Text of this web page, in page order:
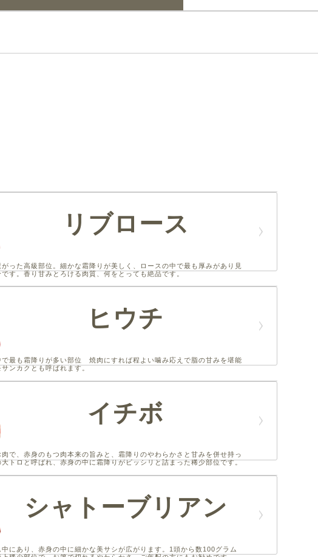
リブロース
った高級部位。細かな霜降りが美しく、ロースの中で最も厚みがあり見
す。香り甘みとろける肉質、何をとっても絶品です。
ヒウチ
で最も霜降りが多い部位 焼肉にすれば程よい噛み応えで脂の甘みを堪能
ンカクとも呼ばれます。
イチボ
で、赤身のもつ肉本来の旨みと、霜降りのやわらかさと甘みを併せ持っ
トロと呼ばれ、赤身の中に霜降りがビッシリと詰まった稀少部位です。
シャトーブリアン
中にあり、赤身の中に細かな美サシが広がります。1頭から数100グラム